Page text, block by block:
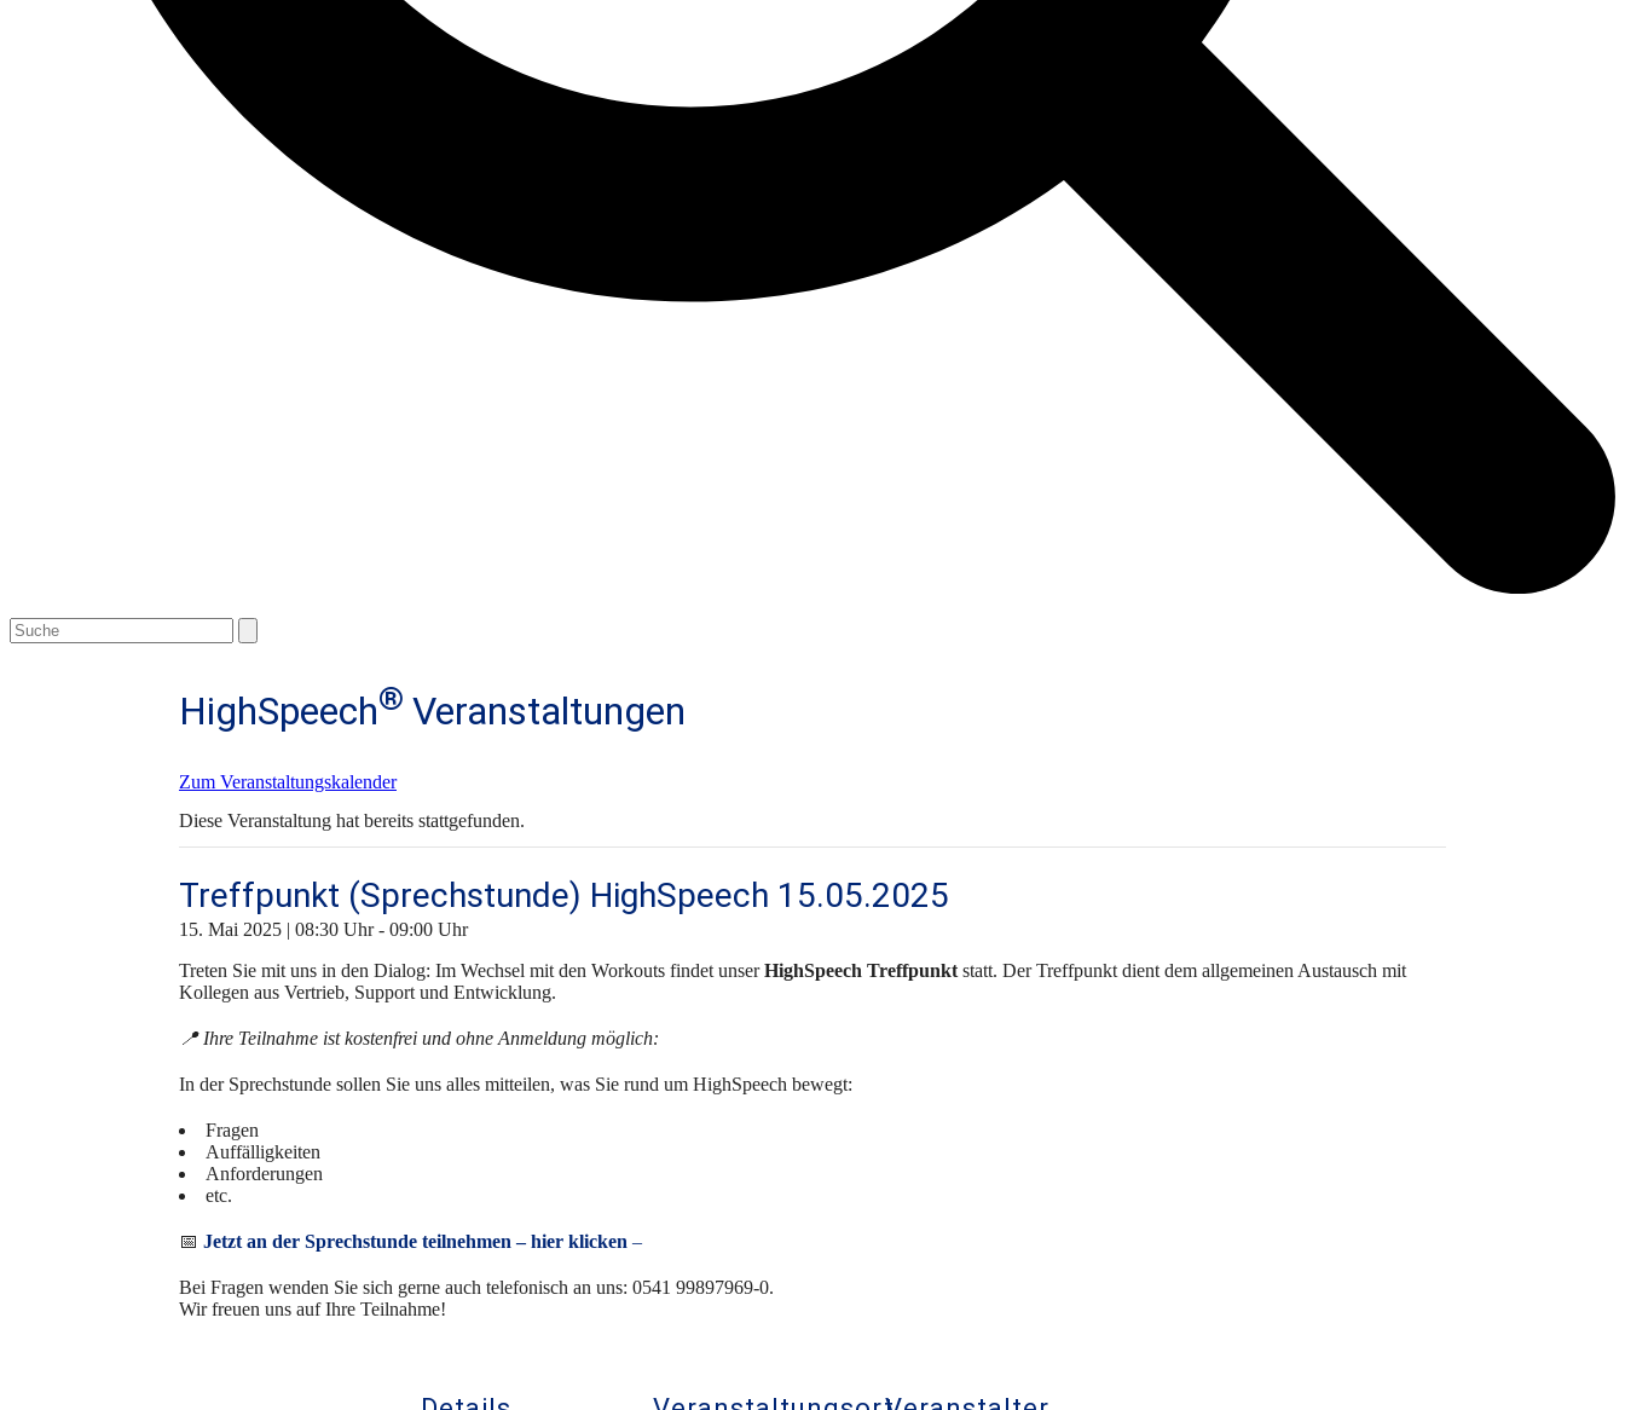
Open
mobile
Close
mobile
Search
HighSpeech® Veranstaltungen
Zum Veranstaltungskalender
Diese Veranstaltung hat bereits stattgefunden.
Treffpunkt (Sprechstunde) HighSpeech 15.05.2025
15. Mai 2025 | 08:30 Uhr- 09:00 Uhr
Treten Sie mit uns in den Dialog: Im Wechsel mit den Workouts findet unserHighSpeech Treffpunkt statt. Der Treffpunkt dient dem allgemeinen Austausch mit
Kollegen aus Vertrieb, Support und Entwicklung.
📍 Ihre Teilnahme ist kostenfrei und ohne Anmeldung möglich:
In der Sprechstunde sollen Sie uns alles mitteilen, was Sie rund um HighSpeech bewegt:
Fragen
Auffälligkeiten
Anforderungen
etc.
📅 Jetzt an der Sprechstunde teilnehmen – hier klicken –
Bei Fragen wenden Sie sich gerne auch telefonisch an uns: 0541 99897969-0.
Wir freuen uns auf Ihre Teilnahme!